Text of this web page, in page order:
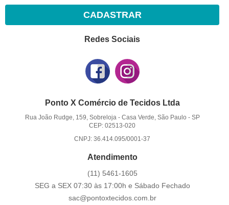
CADASTRAR
Redes Sociais
Ponto X Comércio de Tecidos Ltda
Rua João Rudge, 159, Sobreloja- Casa Verde, São Paulo - SP
CEP: 02513-020
CNPJ: 36.414.095/0001-37
Atendimento
(11) 5461-1605
SEG a SEX 07:30 às 17:00h e Sábado Fechado
sac@pontoxtecidos.com.br